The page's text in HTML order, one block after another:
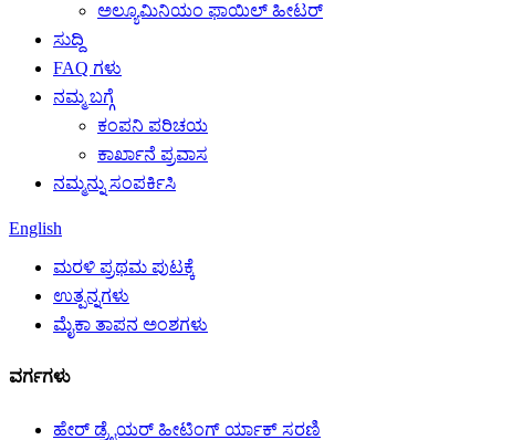
ಅಲ್ಯೂಮಿನಿಯಂ ಫಾಯಿಲ್ ಹೀಟರ್
ಸುದ್ದಿ
FAQ ಗಳು
ನಮ್ಮ ಬಗ್ಗೆ
ಕಂಪನಿ ಪರಿಚಯ
ಕಾರ್ಖಾನೆ ಪ್ರವಾಸ
ನಮ್ಮನ್ನು ಸಂಪರ್ಕಿಸಿ
English
ಮರಳಿ ಪ್ರಥಮ ಪುಟಕ್ಕೆ
ಉತ್ಪನ್ನಗಳು
ಮೈಕಾ ತಾಪನ ಅಂಶಗಳು
ವರ್ಗಗಳು
ಹೇರ್ ಡ್ರೈಯರ್ ಹೀಟಿಂಗ್ ರ್ಯಾಕ್ ಸರಣಿ